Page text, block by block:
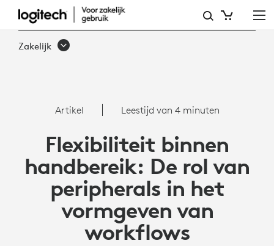
HOE
PERIPHERALS
WORKFLOWS
BRENGEN
Zakelijk
Artikel Leestijd van 4 minuten
Flexibiliteit binnen
handbereik: De rol van
peripherals in het
vormgeven van
workflows